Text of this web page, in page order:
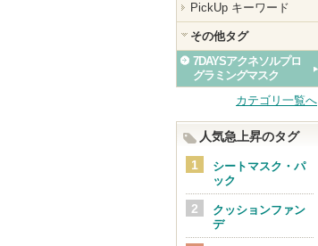
PickUp キーワード
その他タグ
7DAYSアクネソルプロ
グラミングマスク
カテゴリ一覧へ
人気急上昇のタグ
シートマスク・パ
ック
クッションファン
デ